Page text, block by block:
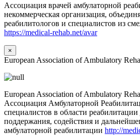
Ассоциация врачей амбулаторной
некоммерческая организация,
реабилитологов и специалистов из
https://medical-rehab.net/avar
×
European Association of Ambulatory
European Association of Ambulatory
Ассоциация Амбулаторной
специалистов в области
поддержания, содействия и
амбулаторной реабилитации http://